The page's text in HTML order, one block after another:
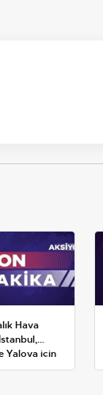
Hava
Yalova için